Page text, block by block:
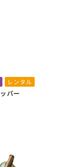
レンタル
パー